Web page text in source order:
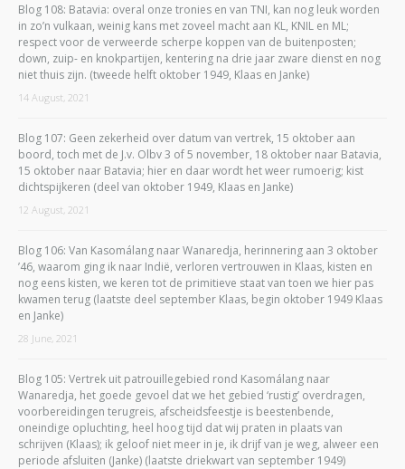
Blog 108: Batavia: overal onze tronies en van TNI, kan nog leuk worden
in zo’n vulkaan, weinig kans met zoveel macht aan KL, KNIL en ML;
respect voor de verweerde scherpe koppen van de buitenposten;
down, zuip- en knokpartijen, kentering na drie jaar zware dienst en nog
niet thuis zijn. (tweede helft oktober 1949, Klaas en Janke)
14 August, 2021
Blog 107: Geen zekerheid over datum van vertrek, 15 oktober aan
boord, toch met de J.v. Olbv 3 of 5 november, 18 oktober naar Batavia,
15 oktober naar Batavia; hier en daar wordt het weer rumoerig; kist
dichtspijkeren (deel van oktober 1949, Klaas en Janke)
12 August, 2021
Blog 106: Van Kasomálang naar Wanaredja, herinnering aan 3 oktober
’46, waarom ging ik naar Indië, verloren vertrouwen in Klaas, kisten en
nog eens kisten, we keren tot de primitieve staat van toen we hier pas
kwamen terug (laatste deel september Klaas, begin oktober 1949 Klaas
en Janke)
28 June, 2021
Blog 105: Vertrek uit patrouillegebied rond Kasomálang naar
Wanaredja, het goede gevoel dat we het gebied ‘rustig’ overdragen,
voorbereidingen terugreis, afscheidsfeestje is beestenbende,
oneindige opluchting, heel hoog tijd dat wij praten in plaats van
schrijven (Klaas); ik geloof niet meer in je, ik drijf van je weg, alweer een
periode afsluiten (Janke) (laatste driekwart van september 1949)